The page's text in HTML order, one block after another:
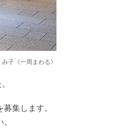
子《一周まわる》
集します。